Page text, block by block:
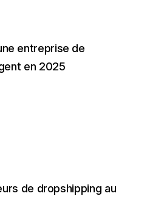
entreprise de
en 2025
de dropshipping au